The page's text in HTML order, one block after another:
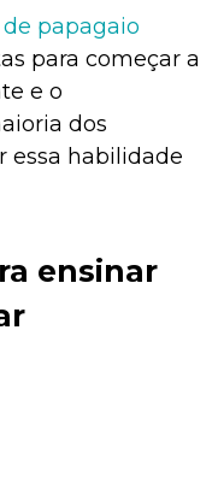
papagaio
para começar a
e o
dos
essa habilidade
ensinar